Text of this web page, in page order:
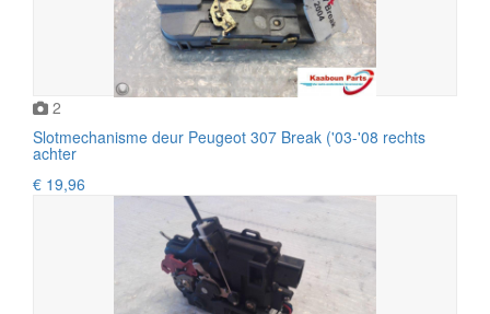
2
Slotmechanisme deur Peugeot 307 Break ('03-'08 rechts
achter
€ 19,96